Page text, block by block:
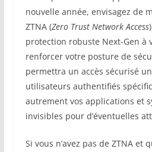
nouvelle année, envisagez de
ZTNA (Zero Trust Network Access
protection robuste Next-Gen à
renforcer votre posture de
permettra un accès sécurisé
utilisateurs authentifiés
autrement vos applications et
invisibles pour d’éventuelles
Si vous n’avez pas de ZTNA et